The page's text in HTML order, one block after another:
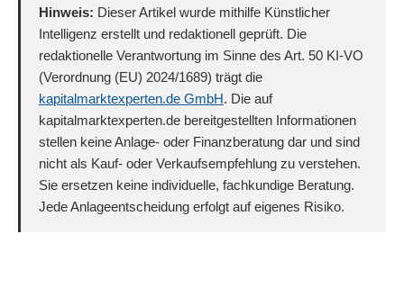
Hinweis: Dieser Artikel wurde mithilfe Künstlicher
Intelligenz erstellt und redaktionell geprüft. Die
redaktionelle Verantwortung im Sinne des Art. 50 KI-VO
(Verordnung (EU) 2024/1689) trägt die
kapitalmarktexperten.de GmbH. Die auf
kapitalmarktexperten.de bereitgestellten Informationen
stellen keine Anlage- oder Finanzberatung dar und sind
nicht als Kauf- oder Verkaufsempfehlung zu verstehen.
Sie ersetzen keine individuelle, fachkundige Beratung.
Jede Anlageentscheidung erfolgt auf eigenes Risiko.